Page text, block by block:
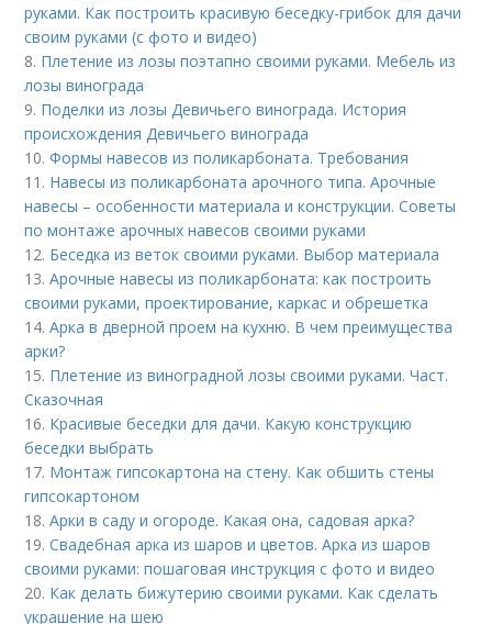
руками. Как построить красивую беседку-грибок для дачи
своим руками (с фото и видео)
8. Плетение из лозы поэтапно своими руками. Мебель из
лозы винограда
9. Поделки из лозы Девичьего винограда. История
происхождения Девичьего винограда
10.Формы навесов из поликарбоната. Требования
11. Навесы из поликарбоната арочного типа. Арочные
навесы – особенности материала и конструкции. Советы
по монтаже арочных навесов своими руками
12. Беседка из веток своими руками. Выбор материала
13.Арочные навесы из поликарбоната: как построить
своими руками, проектирование, каркас и обрешетка
14.Арка в дверной проем на кухню. В чем преимущества
арки?
15. Плетение из виноградной лозы своими руками. Част.
Сказочная
16. Красивые беседки для дачи. Какую конструкцию
беседки выбрать
17. Монтаж гипсокартона на стену. Как обшить стены
гипсокартоном
18.Арки в саду и огороде. Какая она, садовая арка?
19.Свадебная арка из шаров и цветов. Арка из шаров
своими руками: пошаговая инструкция с фото и видео
20. Как делать бижутерию своими руками. Как сделать
украшение на шею